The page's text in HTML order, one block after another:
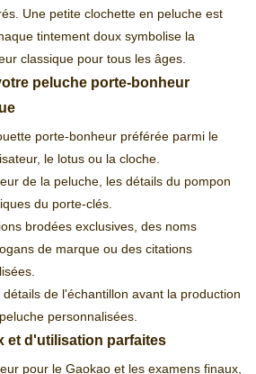
Une petite clochette en peluche est
tintement doux symbolise la
classique pour tous les âges.
peluche porte-bonheur
porte-bonheur préférée parmi le
le lotus ou la cloche.
de la peluche, les détails du pompon
du porte-clés.
brodées exclusives, des noms
de marque ou des citations
de l'échantillon avant la production
personnalisées.
et d'utilisation parfaites
pour le Gaokao et les examens finaux,